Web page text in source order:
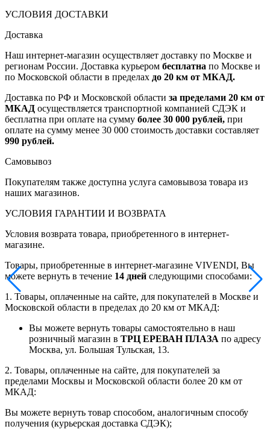
УСЛОВИЯ ДОСТАВКИ
Доставка
Наш интернет-магазин осуществляет доставку по Москве и
регионам России. Доставка курьером бесплатна по Москве и
по Московской области в пределах до 20 км от МКАД.
Доставка по РФ и Московской области за пределами 20 км от
МКАД осуществляется транспортной компанией СДЭК и
бесплатна при оплате на сумму более 30 000 рублей, при
оплате на сумму менее 30 000 стоимость доставки составляет
990 рублей.
Самовывоз
Покупателям также доступна услуга самовывоза товара из
наших магазинов.
УСЛОВИЯ ГАРАНТИИ И ВОЗВРАТА
Условия возврата товара, приобретенного в интернет-
магазине.
Товары, приобретенные в интернет-магазине VIVENDI, Вы
можете вернуть в течение 14 дней следующими способами:
1. Товары, оплаченные на сайте, для покупателей в Москве и
Московской области в пределах до 20 км от МКАД:
Вы можете вернуть товары самостоятельно в наш
розничный магазин в ТРЦ ЕРЕВАН ПЛАЗА по адресу
Москва, ул. Большая Тульская, 13.
2. Товары, оплаченные на сайте, для покупателей за
пределами Москвы и Московской области более 20 км от
МКАД:
Вы можете вернуть товар способом, аналогичным способу
получения (курьерская доставка СДЭК);